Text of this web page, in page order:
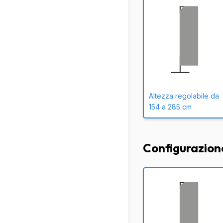
Altezza regolabile da
154 a 285 cm